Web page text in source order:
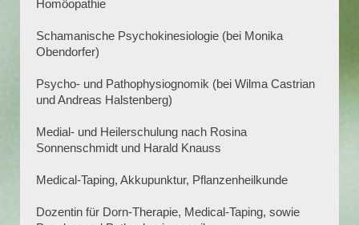
Homöopathie
Schamanische Psychokinesiologie (bei Monika
Obendorfer)
Psycho- und Pathophysiognomik (bei Wilma Castrian
und Andreas Halstenberg)
Medial- und Heilerschulung nach Rosina
Sonnenschmidt und Harald Knauss
Medical-Taping, Akkupunktur, Pflanzenheilkunde
Dozentin für Dorn-Therapie, Medical-Taping, sowie